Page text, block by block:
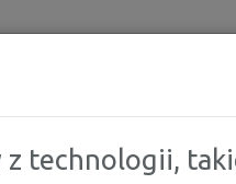
z technologii,